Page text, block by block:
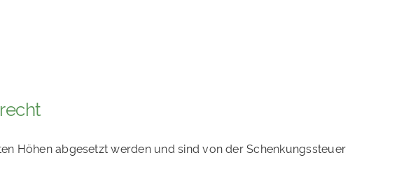
Höhen abgesetzt werden und sind von der Schenkungssteuer